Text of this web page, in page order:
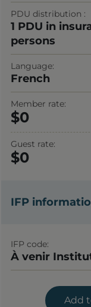
PDU distribution
1 PDU in
persons
Language
French
Member rate
0
Guest rate
0
IFP
IFP code
À venir
Add